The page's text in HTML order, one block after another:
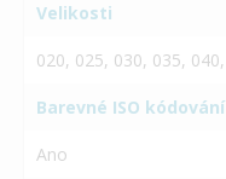
Velikosti
020, 025, 030, 035,
Barevné ISO kódování
Ano